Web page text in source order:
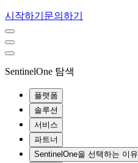
시작하기 문의하기
SentinelOne 탐색
플랫폼
솔루션
서비스
파트너
SentinelOne을 선택하는 이유